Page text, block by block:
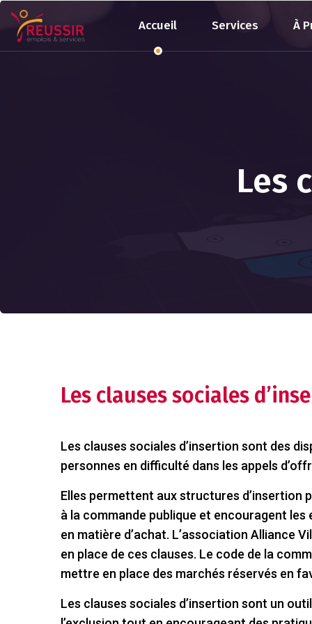
Accueil Services À
Les
Les clauses sociales
Les clauses sociales d’insertion sont des
personnes en difficulté dans les appels
Elles permettent aux structures d’insertion
à la commande publique et encouragent
en matière d’achat. L’association Alliance
en place de ces clauses. Le code de la
mettre en place des marchés réservés en
Les clauses sociales d’insertion sont un